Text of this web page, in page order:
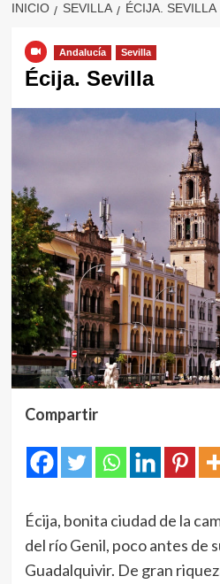
INICIO SEVILLA ÉCIJA. SEVILLA
Andalucía Sevilla
Écija. Sevilla
Compartir
Écija, bonita ciudad de la
del río Genil, poco antes de
Guadalquivir. De gran